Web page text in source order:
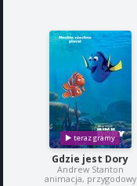
Gdzie jest Dory
Andrew Stanton
animacja, przygodowy